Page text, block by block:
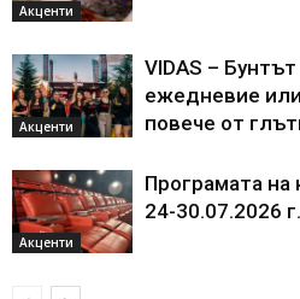
Акценти
Акценти
VIDAS –
ежедневие
повече от
Акценти
Програмата на
24-30.07.2026 г.